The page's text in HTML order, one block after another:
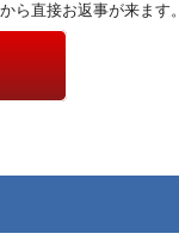
ら直接お返事が来ます。